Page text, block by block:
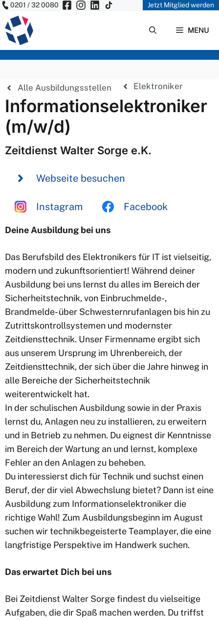
Zum
Inhalt
springen
0201 / 32 0080 Jetzt Mitglied werden
MENU
Alle Ausbildungsstellen Elektroniker
Informationselektroniker
(m/w/d)
Zeitdienst Walter Sorge e.K.
Webseite besuchen
Instagram Facebook
Deine Ausbildung bei uns
Das Berufsbild des Elektronikers für IT ist vielseitig,
modern und zukunftsorientiert! Während deiner
Ausbildung bei uns lernst du alles im Bereich der
Sicherheitstechnik, von Einbruchmelde-,
Brandmelde- über Schwesternrufanlagen bis hin zu
Zutrittskontrollsystemen und modernster
Zeitdiensttechnik. Unser Firmenname ergibt sich
aus unserem Ursprung im Uhrenbereich, der
Zeitdiensttechnik, der sich über die Jahre hinweg in
alle Bereiche der Sicherheitstechnik
weiterentwickelt hat.
In der schulischen Ausbildung sowie in der Praxis
lernst du, Anlagen neu zu installieren, zu erweitern
und in Betrieb zu nehmen. Du eignest dir Kenntnisse
im Bereich der Wartung an und lernst, komplexe
Fehler an den Anlagen zu beheben.
Du interessierst dich für Technik und suchst einen
Beruf, der dir viel Abwechslung bietet? Dann ist eine
Ausbildung zum Informationselektroniker die
richtige Wahl! Zum Ausbildungsbeginn im August
suchen wir technikbegeisterte Teamplayer, die eine
langfristige Perspektive im Handwerk suchen.
Das erwartet Dich bei uns
Bei Zeitdienst Walter Sorge findest du vielseitige
Aufgaben, die dir Spaß machen werden. Du triffst